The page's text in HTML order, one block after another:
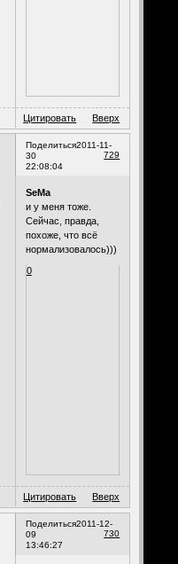
Цитировать Вверх
Поделиться
729
2011-11-
30
22:08:04
SeMa
и у меня тоже.
Сейчас, правда,
похоже, что всё
нормализовалось)))
0
Цитировать Вверх
Поделиться
730
2011-12-
09
13:46:27